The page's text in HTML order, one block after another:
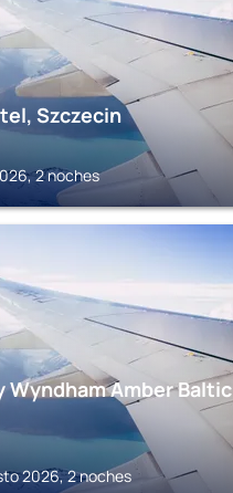
Szczecin
2 noches
Wyndham Amber Baltic
2026, 2 noches